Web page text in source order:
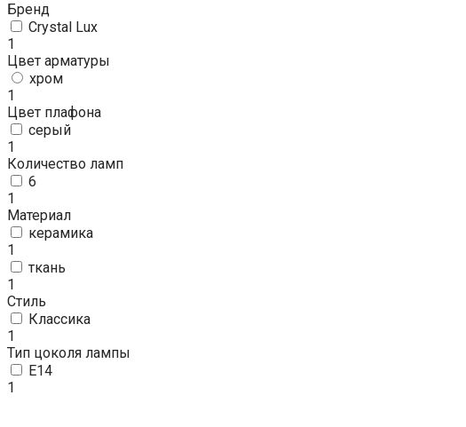
Бренд
Crystal Lux
1
Цвет арматуры
хром
1
Цвет плафона
серый
1
Количество ламп
6
1
Материал
керамика
1
ткань
1
Стиль
Классика
1
Тип цоколя лампы
E14
1